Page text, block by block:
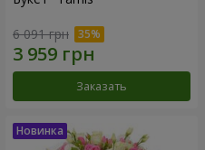
6 091 грн
Заказать